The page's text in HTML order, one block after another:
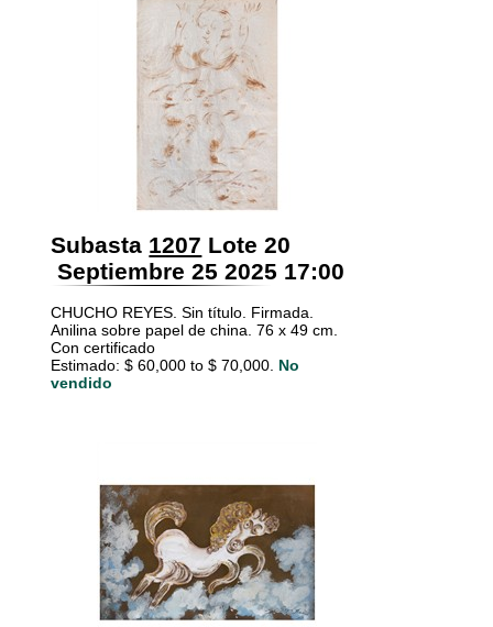
Subasta 1207 Lote 20
Septiembre 25 2025 17:00
CHUCHO REYES. Sin título. Firmada.
Anilina sobre papel de china. 76 x 49 cm.
Con certificado
Estimado: $ 60,000 to $ 70,000. No
vendido